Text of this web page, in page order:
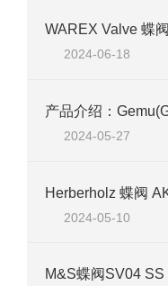
2024-06-18
2024-05-27
2024-05-10